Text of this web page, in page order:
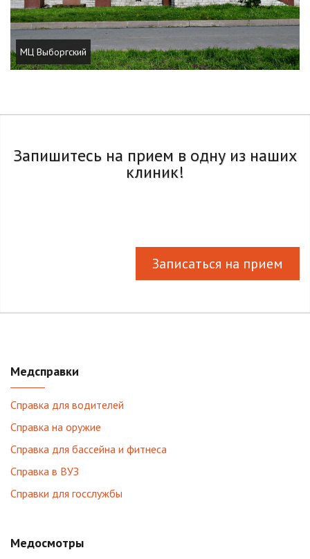
МЦ Выборгский
Запишитесь на прием в одну из наших
клиник!
Записаться на прием
Медсправки
Справка для водителей
Справка на оружие
Справка для бассейна и фитнеса
Справка в ВУЗ
Справки для госслужбы
Медосмотры